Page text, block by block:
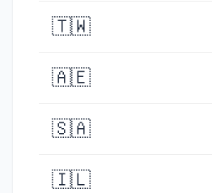
🇹🇼
🇦🇪
🇸🇦
🇮🇱